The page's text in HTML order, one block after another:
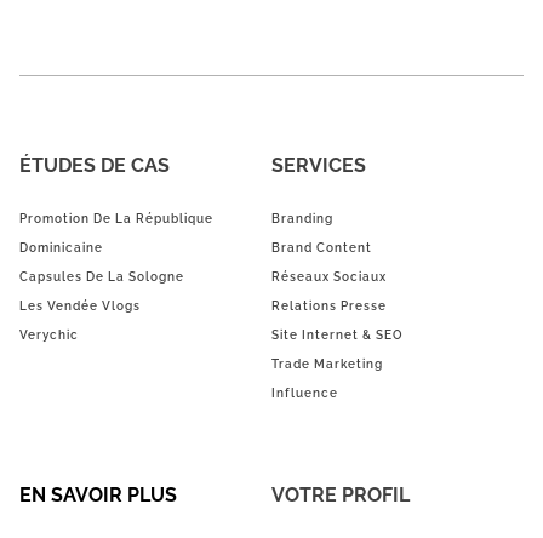
ÉTUDES DE CAS
Promotion De La République
Dominicaine
Capsules De La Sologne
Les Vendée Vlogs
Verychic
SERVICES
Branding
Brand Content
Réseaux Sociaux
Relations Presse
Site Internet & SEO
Trade Marketing
Influence
EN SAVOIR PLUS VOTRE PROFIL